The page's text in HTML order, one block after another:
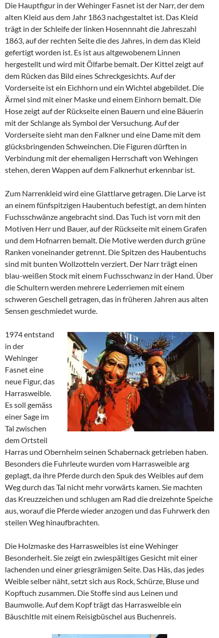
Die Hauptfigur in der Wehinger Fasnet ist der Narr, der dem
alten Kleid aus dem Jahr 1863 nachgestaltet ist. Das Kleid
trägt in der Schleife der linken Hosennnaht die Jahreszahl
1863, auf der rechten Seite die des Jahres, in dem das Kleid
gefertigt worden ist. Es ist aus altgewobenem Linnen
hergestellt und wird mit Ölfarbe bemalt. Der Kittel zeigt auf
dem Rücken das Bild eines Schreckgesichts. Auf der
Vorderseite ist ein Eichhorn und ein Wichtel abgebildet. Die
Ärmel sind mit einer Maske und einem Einhorn bemalt. Die
Hose zeigt auf der Rückseite einen Bauern und eine Bäuerin
mit der Schlange als Symbol der Versuchung. Auf der
Vorderseite sieht man den Falkner und eine Dame mit dem
glücksbringenden Schweinchen. Die Figuren dürften in
Verbindung mit der ehemaligen Herrschaft von Wehingen
stehen, deren Wappen auf dem Falknerhut erkennbar ist.
Zum Narrenkleid wird eine Glattlarve getragen. Die Larve ist
an einem fünfspitzigen Haubentuch befestigt, an dem hinten
Fuchsschwänze angebracht sind. Das Tuch ist vorn mit den
Motiven Herr und Bauer, auf der Rückseite mit einem Grafen
und dem Hofnarren bemalt. Die Motive werden durch grüne
Ranken voneinander getrennt. Die Spitzen des Haubentuchs
sind mit bunten Wollzotteln verziert. Der Narr trägt einen
blau-weißen Stock mit einem Fuchsschwanz in der Hand. Über
die Schultern werden mehrere Lederriemen mit einem
schweren Geschell getragen, das in früheren Jahren aus alten
Sensen geschmiedet wurde.
1974 entstand
in der
Wehinger
Fasnet eine
neue Figur, das
Harrasweible.
Es soll gemäss
einer Sage im
Tal zwischen
dem Ortsteil
Harras und Obernheim seinen Schabernack getrieben haben.
Besonders die Fuhrleute wurden vom Harrasweible arg
geplagt, da ihre Pferde durch den Spuk des Weibles auf dem
Weg durch das Tal nicht mehr vorwärts kamen. Sie machten
das Kreuzzeichen und schlugen am Rad die dreizehnte Speiche
aus, worauf die Pferde wieder anzogen und das Fuhrwerk den
steilen Weg hinaufbrachten.
Die Holzmaske des Harrasweibles ist eine Wehinger
Besonderheit. Sie zeigt ein zwiespältiges Gesicht mit einer
lachenden und einer griesgrämigen Seite. Das Häs, das jedes
Weible selber näht, setzt sich aus Rock, Schürze, Bluse und
Kopftuch zusammen. Die Stoffe sind aus Leinen und
Baumwolle. Auf dem Kopf trägt das Harrasweible ein
Bäuschltle mit einem Reisigbüschel aus Buchenreis.